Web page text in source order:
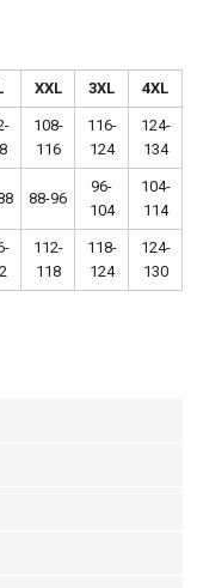
XXL 3XL 4XL
108-
116
116-
124
124-
134
88-96
96-
104
104-
114
112-
118
118-
124
124-
130